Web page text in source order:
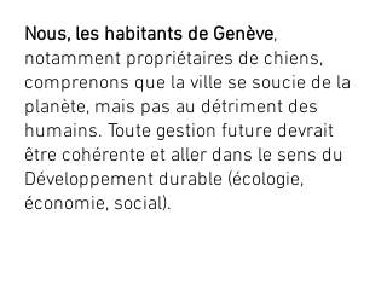
Nous, les habitants de Genève,
notamment propriétaires de chiens,
comprenons que la ville se soucie de la
planète, mais pas au détriment des
humains. Toute gestion future devrait
être cohérente et aller dans le sens du
Développement durable (écologie,
économie, social).